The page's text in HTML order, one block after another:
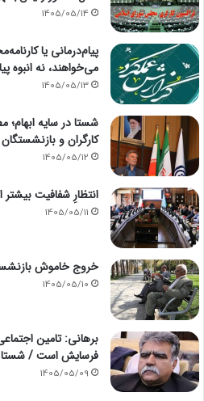
1405/05/14
پیام‌درمانی یا
می‌خواهند، نه انبوه
1405/05/13
شستا در سایه ابهام؛
کارگران و بازنشستگان
1405/05/12
انتظارِ شفافیت بیشتر
1405/05/11
خروج خاموش
1405/05/10
برهانی: تامین
فرسایش است / شستا
1405/05/09